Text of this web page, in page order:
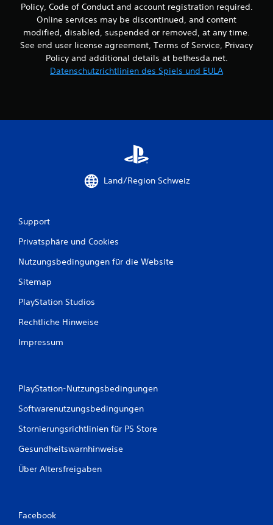
S
p
i
e
l
b
h
l
e
b
r
D
u
a
n
t
Policy, Code of Conduct and account registration required.
Online services may be discontinued, and content
modified, disabled, suspended or removed, at any time.
See end user license agreement, Terms of Service, Privacy
Policy and additional details at bethesda.net.
Datenschutzrichtlinien des Spiels und EULA
Land/Region Schweiz
Support
Privatsphäre und Cookies
Nutzungsbedingungen für die Website
Sitemap
PlayStation Studios
Rechtliche Hinweise
Impressum
PlayStation-Nutzungsbedingungen
Softwarenutzungsbedingungen
Stornierungsrichtlinien für PS Store
Gesundheitswarnhinweise
Über Altersfreigaben
Facebook